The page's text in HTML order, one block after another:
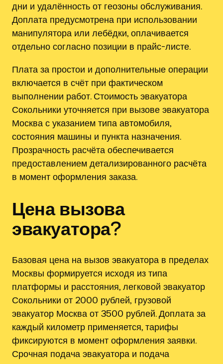
дни и удалённость от геозоны обслуживания.
Доплата предусмотрена при использовании
манипулятора или лебёдки, оплачивается
отдельно согласно позиции в прайс-листе.
Плата за простои и дополнительные операции
включается в счёт при фактическом
выполнении работ. Стоимость эвакуатора
Сокольники уточняется при вызове эвакуатора
Москва с указанием типа автомобиля‚
состояния машины и пункта назначения.
Прозрачность расчёта обеспечивается
предоставлением детализированного расчёта
в момент оформления заказа.
Цена вызова
эвакуатора?
Базовая цена на вызов эвакуатора в пределах
Москвы формируется исходя из типа
платформы и расстояния, легковой эвакуатор
Сокольники от 2000 рублей‚ грузовой
эвакуатор Москва от 3500 рублей. Доплата за
каждый километр применяется, тарифы
фиксируются в момент оформления заявки.
Срочная подача эвакуатора и подача